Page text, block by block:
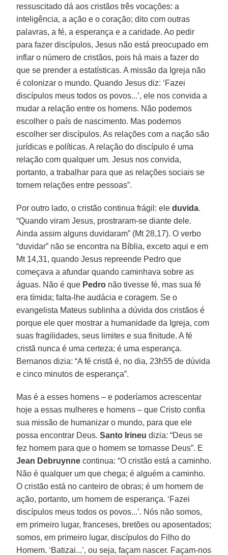
ressuscitado dá aos cristãos três vocações: a
inteligência, a ação e o coração; dito com outras
palavras, a fé, a esperança e a caridade. Ao pedir
para fazer discípulos, Jesus não está preocupado em
inflar o número de cristãos, pois há mais a fazer do
que se prender a estatísticas. A missão da Igreja não
é colonizar o mundo. Quando Jesus diz: ‘Fazei
discípulos meus todos os povos...’, ele nos convida a
mudar a relação entre os homens. Não podemos
escolher o país de nascimento. Mas podemos
escolher ser discípulos. As relações com a nação são
jurídicas e políticas. A relação do discípulo é uma
relação com qualquer um. Jesus nos convida,
portanto, a trabalhar para que as relações sociais se
tornem relações entre pessoas”.
Por outro lado, o cristão continua frágil: eleduvida.
“Quando viram Jesus, prostraram-se diante dele.
Ainda assim alguns duvidaram” (Mt 28,17). O verbo
“duvidar” não se encontra na Bíblia, exceto aqui e em
Mt 14,31, quando Jesus repreende Pedro que
começava a afundar quando caminhava sobre as
águas. Não é que Pedro não tivesse fé, mas sua fé
era tímida; falta-lhe audácia e coragem. Se o
evangelista Mateus sublinha a dúvida dos cristãos é
porque ele quer mostrar a humanidade da Igreja, com
suas fragilidades, seus limites e sua finitude. A fé
cristã nunca é uma certeza; é uma esperança.
Bernanos dizia: “A fé cristã é, no dia, 23h55 de dúvida
e cinco minutos de esperança”.
Mas é a esses homens – e poderíamos acrescentar
hoje a essas mulheres e homens – que Cristo confia
sua missão de humanizar o mundo, para que ele
possa encontrar Deus.Santo Irineu dizia: “Deus se
fez homem para que o homem se tornasse Deus”. E
Jean Debruynne continua: “O cristão está a caminho.
Não é qualquer um que chega; é alguém a caminho.
O cristão está no canteiro de obras; é um homem de
ação, portanto, um homem de esperança. ‘Fazei
discípulos meus todos os povos...’. Nós não somos,
em primeiro lugar, franceses, bretões ou aposentados;
somos, em primeiro lugar, discípulos do Filho do
Homem. ‘Batizai...’, ou seja, façam nascer. Façam-nos